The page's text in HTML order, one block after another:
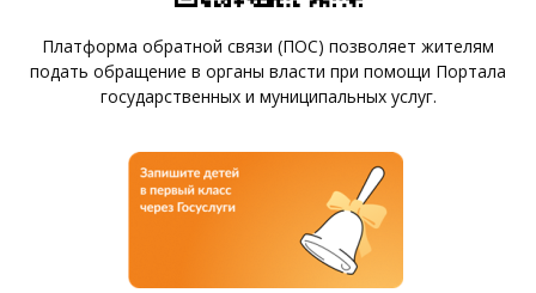
Платформа обратной связи (ПОС) позволяет жителям
подать обращение в органы власти при помощи Портала
государственных и муниципальных услуг.